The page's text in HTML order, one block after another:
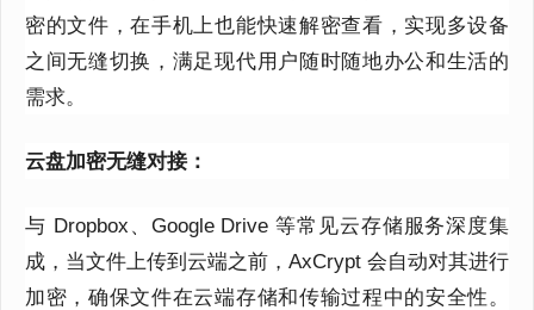
密的文件，在手机上也能快速解密查看，实现多设备
之间无缝切换，满足现代用户随时随地办公和生活的
需求。
云盘加密无缝对接：
与 Dropbox 、 Google Drive等常见云存储服务深度集
成，当文件上传到云端之前， AxCrypt 会自动对其进行
加密，确保文件在云端存储和传输过程中的安全性。